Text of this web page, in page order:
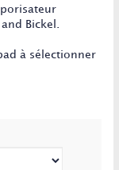
Bickel.
à sélectionner